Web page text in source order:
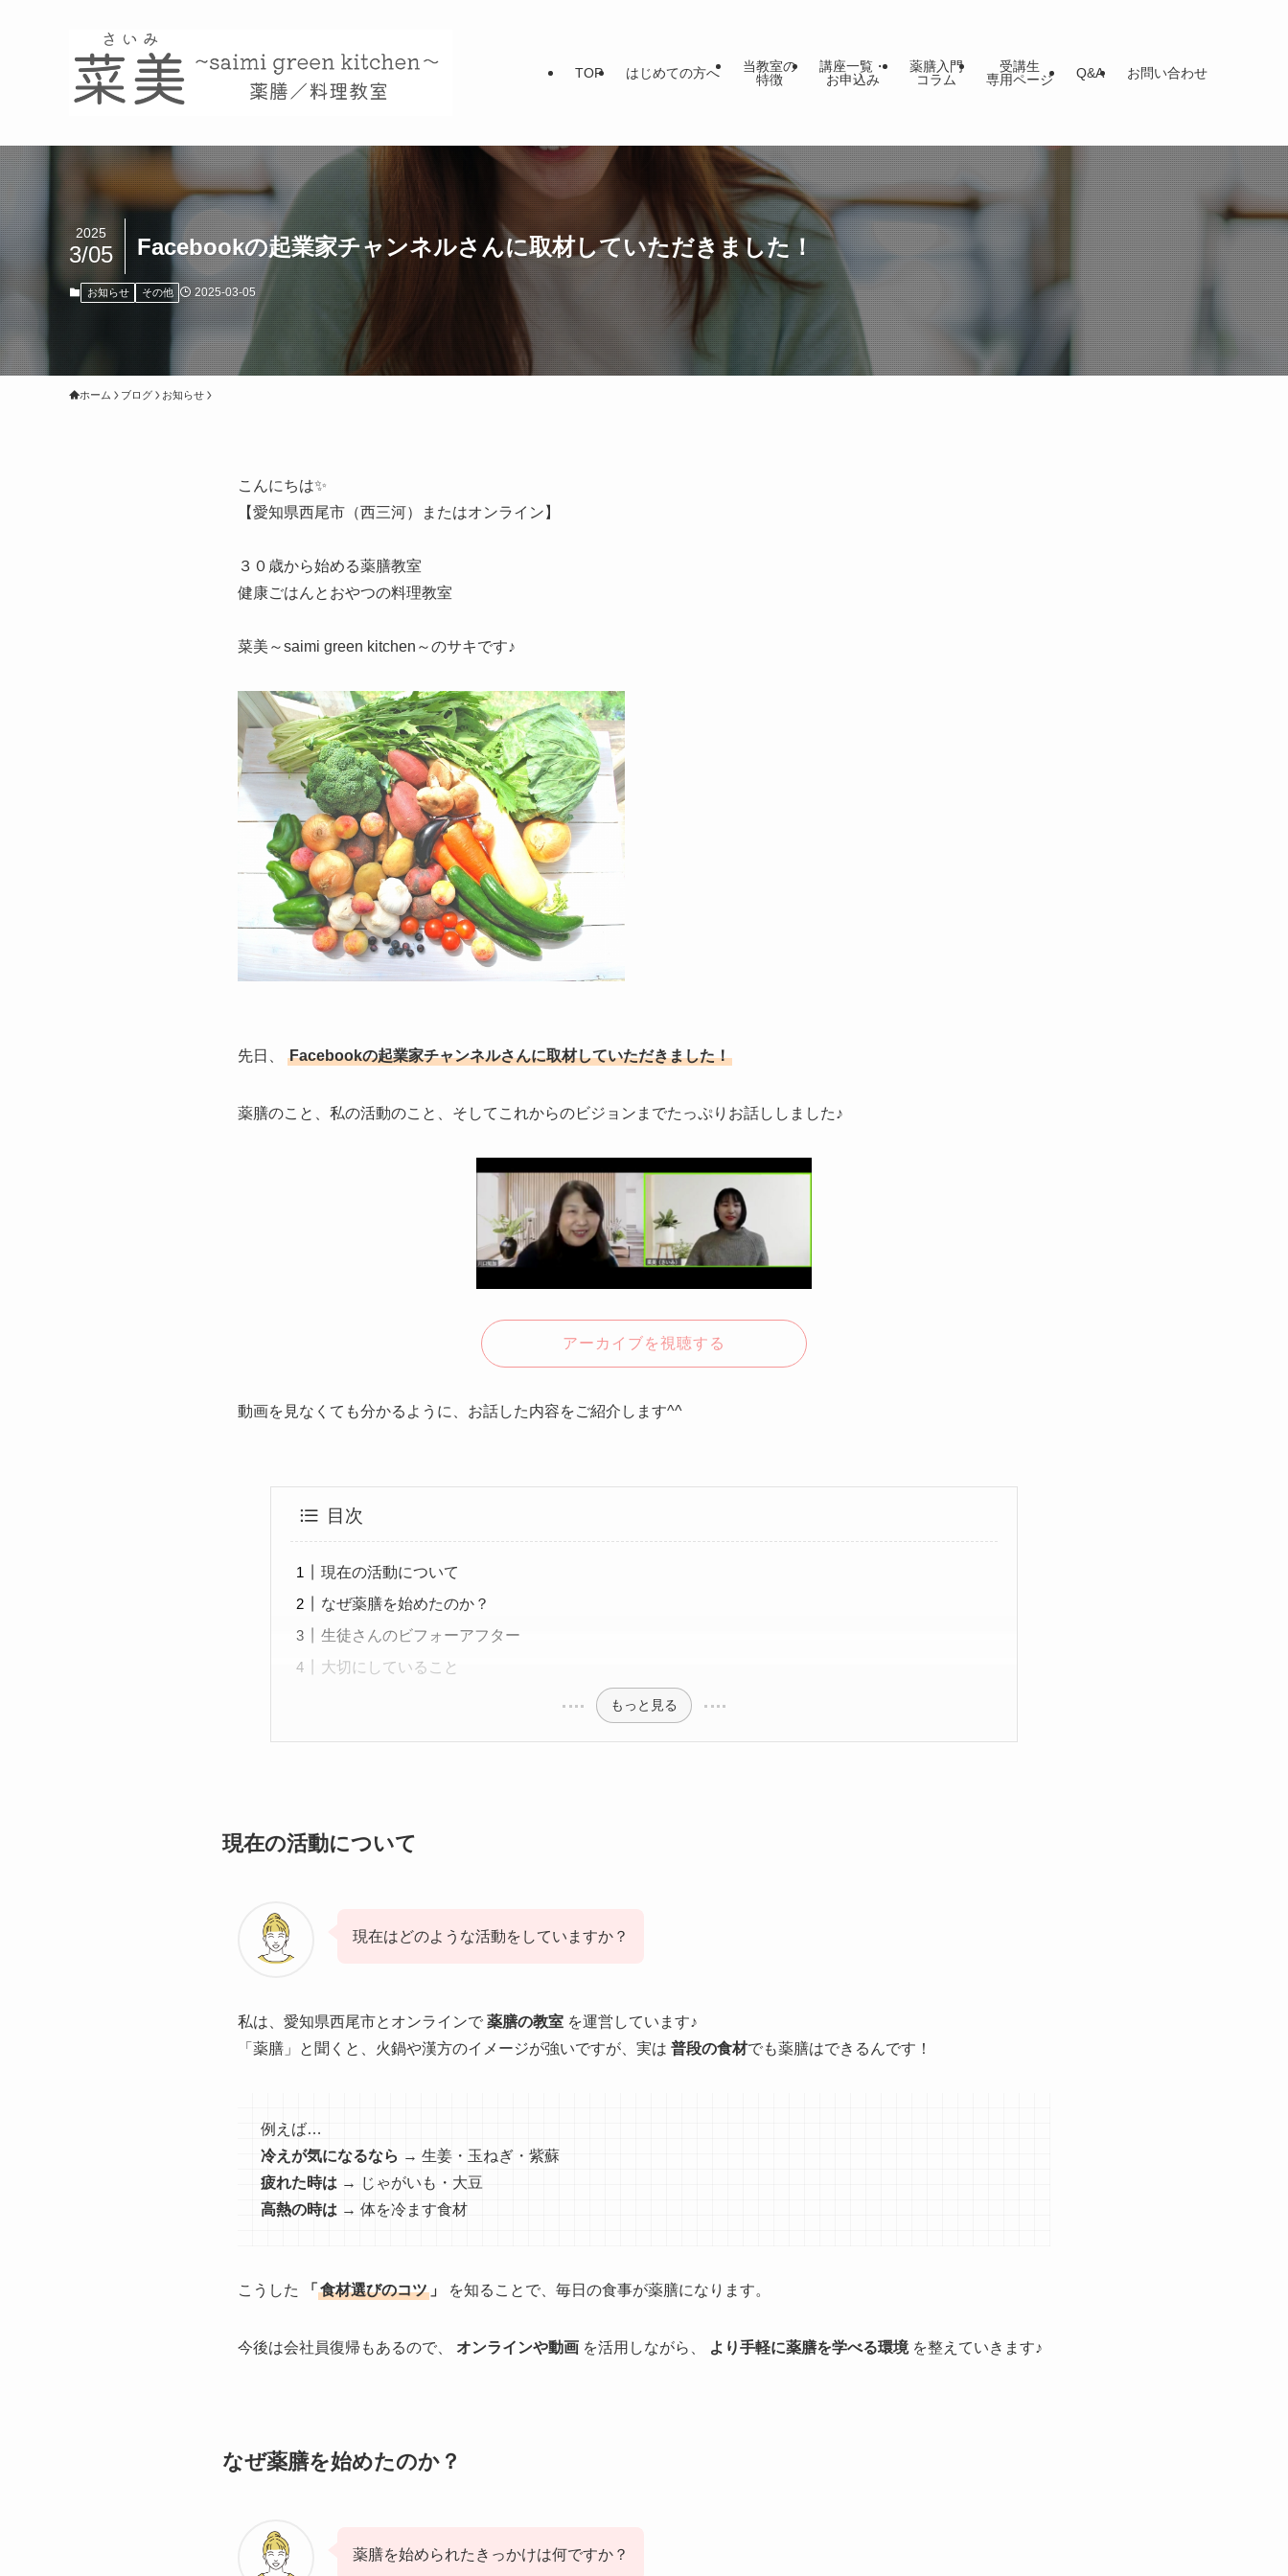
TOP はじめての方へ
当教室の
特徴
講座一覧・
お申込み
薬膳入門
コラム
受講生
専用ページ
Q&A お問い合わせ
Facebookの起業家チャンネルさんに取材していただきました！
2025
3/05
お知らせ その他 2025-03-05
ホーム ブログ お知らせ
こんにちは✨
【愛知県西尾市（西三河）またはオンライン】
３０歳から始める薬膳教室
健康ごはんとおやつの料理教室
菜美～saimi green kitchen～のサキです♪
先日、 Facebookの起業家チャンネルさんに取材していただきました！
薬膳のこと、私の活動のこと、そしてこれからのビジョンまでたっぷりお話ししました♪
アーカイブを視聴する
動画を見なくても分かるように、お話した内容をご紹介します^^
目次
現在の活動について
なぜ薬膳を始めたのか？
生徒さんのビフォーアフター
大切にしていること
もっと見る
現在の活動について
現在はどのような活動をしていますか？
私は、愛知県西尾市とオンラインで 薬膳の教室 を運営しています♪
「薬膳」と聞くと、火鍋や漢方のイメージが強いですが、実は 普段の食材でも薬膳はできるんです！
例えば…
冷えが気になるなら → 生姜・玉ねぎ・紫蘇
疲れた時は → じゃがいも・大豆
高熱の時は → 体を冷ます食材
こうした 「 食材選びのコツ 」 を知ることで、毎日の食事が薬膳になります。
今後は会社員復帰もあるので、 オンラインや動画 を活用しながら、 より手軽に薬膳を学べる環境を整えていきます♪
なぜ薬膳を始めたのか？
薬膳を始められたきっかけは何ですか？